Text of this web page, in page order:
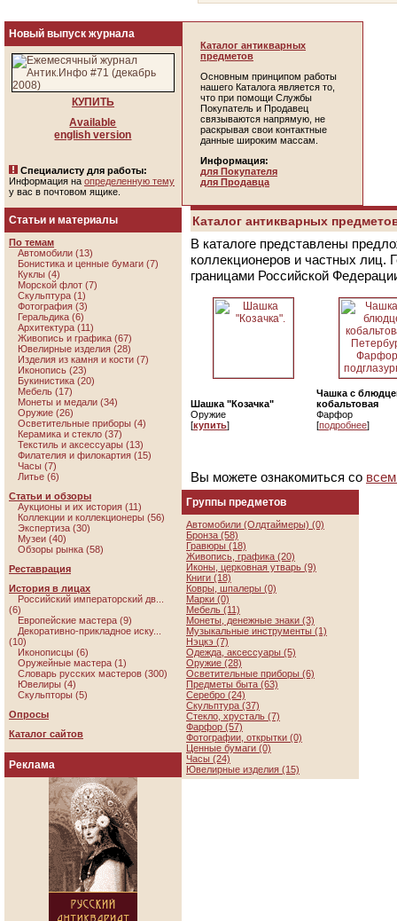
Новый выпуск журнала
КУПИТЬ
Available
english version
Специалисту для работы:
Информация на определенную тему
у вас в почтовом ящике.
Статьи и материалы
По темам
Автомобили (13)
Бонистика и ценные бумаги (7)
Куклы (4)
Морской флот (7)
Скульптура (1)
Фотография (3)
Геральдика (6)
Архитектура (11)
Живопись и графика (67)
Ювелирные изделия (28)
Изделия из камня и кости (7)
Иконопись (23)
Букинистика (20)
Мебель (17)
Монеты и медали (34)
Оружие (26)
Осветительные приборы (4)
Керамика и стекло (37)
Текстиль и аксессуары (13)
Филателия и филокартия (15)
Часы (7)
Литье (6)
Статьи и обзоры
Аукционы и их история (11)
Коллекции и коллекционеры (56)
Экспертиза (30)
Музеи (40)
Обзоры рынка (58)
Реставрация
История в лицах
Российский императорский дв...
(6)
Европейские мастера (9)
Декоративно-прикладное иску...
(10)
Иконописцы (6)
Оружейные мастера (1)
Словарь русских мастеров (300)
Ювелиры (4)
Скульпторы (5)
Опросы
Каталог сайтов
Реклама
Каталог антикварных
предметов
Основным принципом работы
нашего Каталога является то,
что при помощи Службы
Покупатель и Продавец
связываются напрямую, не
раскрывая свои контактные
данные широким массам.
Информация:
для Покупателя
для Продавца
Каталог антикварных
В каталоге представлены
коллекционеров и частных лиц.
границами Российской
Шашка "Козачка"
Оружие
[купить]
Чашка с
кобальтовая
Фарфор
[подробнее]
Вы можете ознакомиться со
Группы предметов
Автомобили (Олдтаймеры) (0)
Бронза (58)
Гравюры (18)
Живопись, графика (20)
Иконы, церковная утварь (9)
Книги (18)
Ковры, шпалеры (0)
Марки (0)
Мебель (11)
Монеты, денежные знаки (3)
Музыкальные инструменты (1)
Нэцкэ (7)
Одежда, аксессуары (5)
Оружие (28)
Осветительные приборы (6)
Предметы быта (63)
Серебро (24)
Скульптура (37)
Стекло, хрусталь (7)
Фарфор (57)
Фотографии, открытки (0)
Ценные бумаги (0)
Часы (24)
Ювелирные изделия (15)